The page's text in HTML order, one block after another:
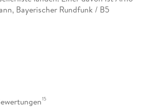
Bayerischer Rundfunk / B5
des Buchs drückt sich in Strobels
November 2014
15